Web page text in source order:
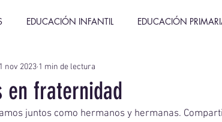
EDUCACIÓN INFANTIL EDUCACIÓN
DEPORTES PREMIOS
en fraternidad
nov 2023 1 min de lectura
juntos como hermanos y hermanas.